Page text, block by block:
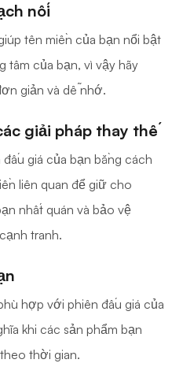
nối
tên miền của bạn nổi bật
tâm của bạn, vì vậy hãy
giản và dễ nhớ.
giải pháp thay thế
giá của bạn bằng cách
liên quan để giữ cho
nhất quán và bảo vệ
tranh.
hợp với phiên đấu giá của
khi các sản phẩm bạn
thời gian.